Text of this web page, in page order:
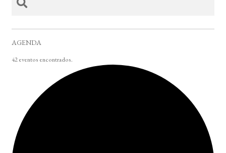
AGENDA
42 eventos encontrados.